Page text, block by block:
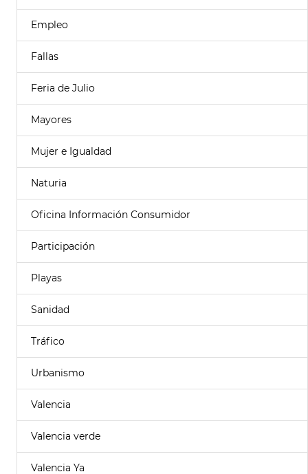
Empleo
Fallas
Feria de Julio
Mayores
Mujer e Igualdad
Naturia
Oficina Información Consumidor
Participación
Playas
Sanidad
Tráfico
Urbanismo
Valencia
Valencia verde
Valencia Ya